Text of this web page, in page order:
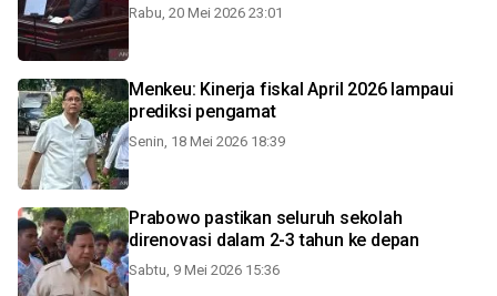
Rabu, 20 Mei 2026 23:01
Menkeu: Kinerja fiskal April 2026 lampaui
prediksi pengamat
Senin, 18 Mei 2026 18:39
Prabowo pastikan seluruh sekolah
direnovasi dalam 2-3 tahun ke depan
Sabtu, 9 Mei 2026 15:36